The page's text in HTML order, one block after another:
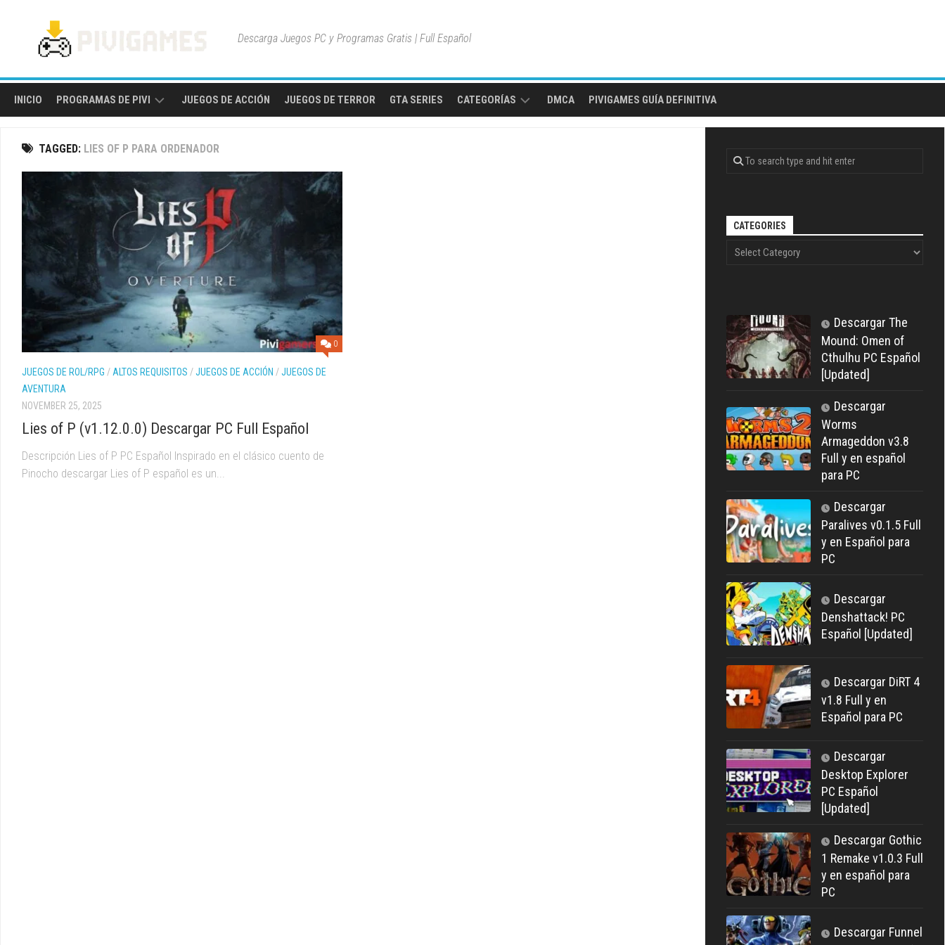
Descarga Juegos PC y Programas Gratis | Full Español
INICIO PROGRAMAS DE PIVI
Y
JUEGOS DE ACCIÓN JUEGOS DE TERROR GTA SERIES CATEGORÍAS DMCA PIVIGAMES GUÍA DEFINITIVA
TAGGED: LIES OF P PARA ORDENADOR
0
JUEGOS DE ROL/RPG / ALTOS REQUISITOS /JUEGOS DE ACCIÓN /JUEGOS DE
AVENTURA
NOVEMBER 25, 2025
Lies of P (v1.12.0.0) Descargar PC Full Español
Descripción Lies of P PC Español Inspirado en el clásico cuento de
Pinocho descargar Lies of P español es un...
CATEGORIES
Descargar The
Mound: Omen of
Cthulhu PC Español
[Updated]
Descargar
Worms
Armageddon v3.8
Full y en español
para PC
Descargar
Paralives v0.1.5 Full
y en Español para
PC
Descargar
Denshattack! PC
Español [Updated]
Descargar DiRT 4
v1.8 Full y en
Español para PC
Descargar
Desktop Explorer
PC Español
[Updated]
Descargar Gothic
1 Remake v1.0.3 Full
y en español para
PC
Descargar Funnel